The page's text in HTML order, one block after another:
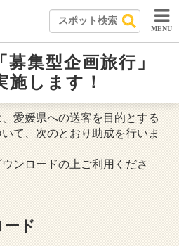
MENU
集型企画旅行」
施します！
愛媛県への送客を目的とする
て、次のとおり助成を行いま
ンロードの上ご利用くださ
ド